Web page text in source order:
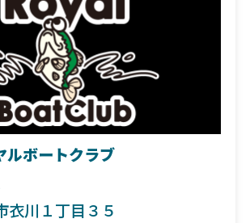
ルボートクラブ
衣川１丁目３５